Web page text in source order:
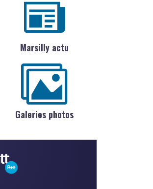
Marsilly actu
Galeries photos